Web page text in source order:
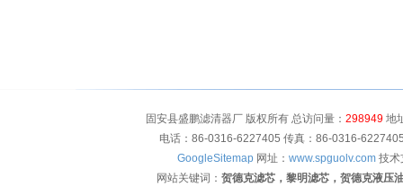
固安县盛鹏滤清器厂 版权所有 总访问量： 298949地
电话：86-0316-6227405 传真：86-0316-
GoogleSitemap 网址： www.spguolv.com 技术
网站关键词： 贺德克滤芯，黎明滤芯，贺德克液压